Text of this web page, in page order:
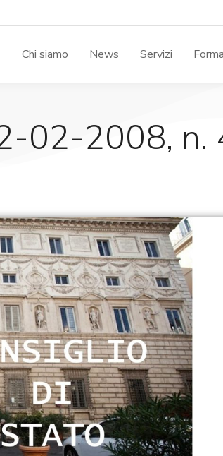
Chi siamo News Servizi
02-2008, n.